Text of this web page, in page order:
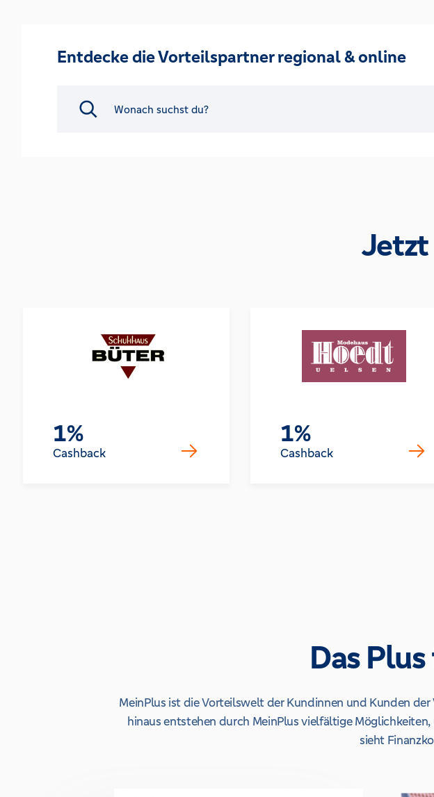
Entdecke die Vorteilspartner regional & online
1%
Cashback
1%
Cashback
Das
MeinPlus ist die Vorteilswelt der Kundinnen und Kunden
hinaus entstehen durch MeinPlus vielfältige
sieht